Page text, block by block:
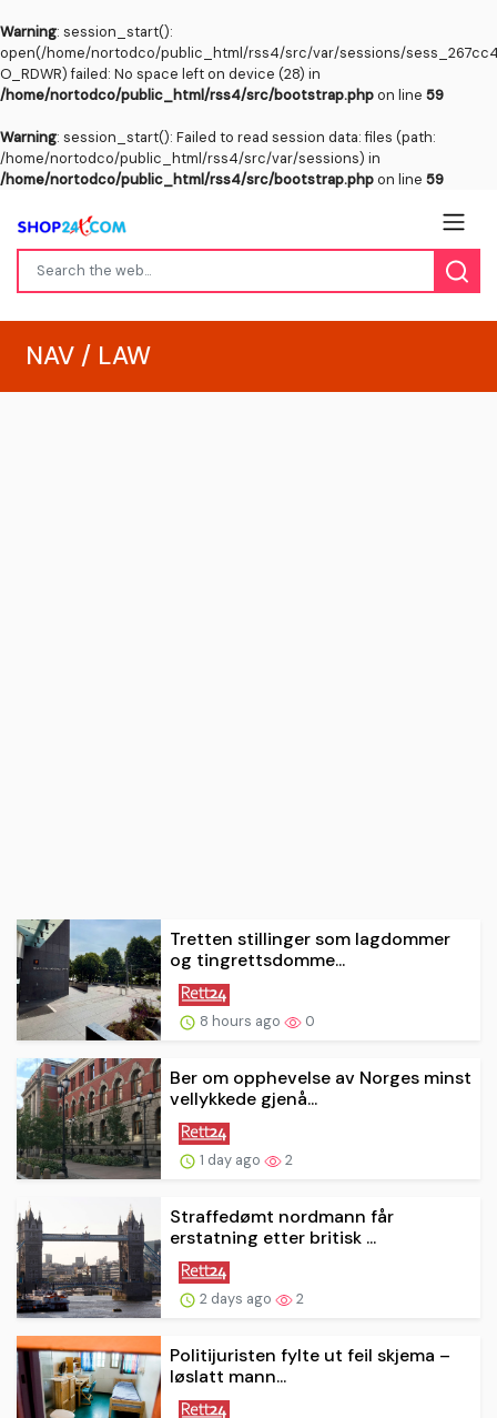
Warning: session_start():
open(/home/nortodco/public_html/rss4/src/var/sessions/
O_RDWR) failed: No space left on device (28) in
/home/nortodco/public_html/rss4/src/bootstrap.phpon line 59
Warning: session_start(): Failed to read session data: files (path:
/home/nortodco/public_html/rss4/src/var/sessions) in
/home/nortodco/public_html/rss4/src/bootstrap.phpon line 59
NAV / LAW
Tretten stillinger som lagdommer
og tingrettsdomme...
8 hours ago 0
Ber om opphevelse av Norges minst
vellykkede gjenå...
1 day ago 2
Straffedømt nordmann får
erstatning etter britisk ...
2 days ago 2
Politijuristen fylte ut feil skjema –
løslatt mann...